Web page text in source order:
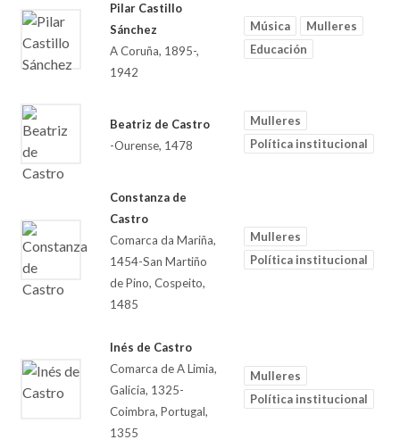
Pilar Castillo
Sánchez
A Coruña, 1895-,
1942
Música
Mulleres
Educación
Beatriz de Castro
-Ourense, 1478
Mulleres
Política institucional
Constanza de
Castro
Comarca da Mariña,
1454-San Martiño
de Pino, Cospeito,
1485
Mulleres
Política institucional
Inés de Castro
Comarca de A Limia,
Galicia, 1325-
Coimbra, Portugal,
1355
Mulleres
Política institucional